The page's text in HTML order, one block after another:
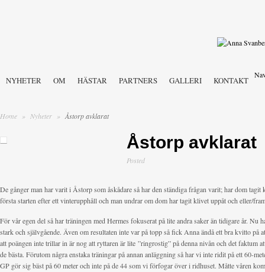
NYHETER OM HÄSTAR PARTNERS GALLERI KONTAKT
Home » Nyheter » Åstorp avklarat
Åstorp avklarat
Posted
De gånger man har varit i Åstorp som åskådare så har den ständiga frågan varit; har dom
första starten efter ett vinterupphåll och man undrar om dom har tagit klivet uppåt och eller/
För vår egen del så har träningen med Hermes fokuserat på lite andra saker än tidigare år. Nu
stark och självgående. Även om resultaten inte var på topp så fick Anna ändå ett bra kvitto på
att poängen inte trillar in är nog att ryttaren är lite ”ringrostig” på denna nivån och det faktum
de bästa. Förutom några enstaka träningar på annan anläggning så har vi inte ridit på ett 60-
GP gör sig bäst på 60 meter och inte på de 44 som vi förfogar över i ridhuset. Måtte våren